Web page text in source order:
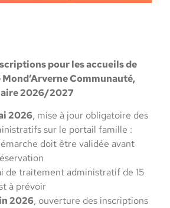
pour les accueils de
Communauté,
2026/2027
2026, mise à jour obligatoire des
sur le portail famille :
doit être validée avant
de traitement administratif de 15
à prévoir
2026, ouverture des inscriptions